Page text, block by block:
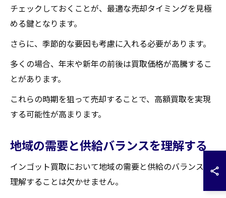
チェックしておくことが、最適な売却タイミングを見極
める鍵となります。
さらに、季節的な要因も考慮に入れる必要があります。
多くの場合、年末や新年の前後は買取価格が高騰するこ
とがあります。
これらの時期を狙って売却することで、高額買取を実現
する可能性が高まります。
地域の需要と供給バランスを理解する
インゴット買取において地域の需要と供給のバランスを
理解することは欠かせません。